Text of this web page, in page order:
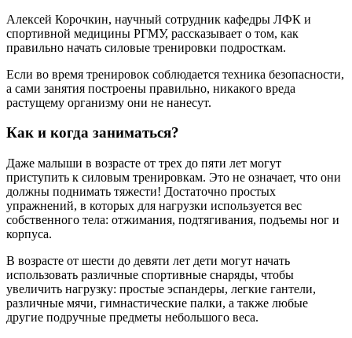
Алексей Корочкин, научный сотрудник кафедры ЛФК и
спортивной медицины РГМУ, рассказывает о том, как
правильно начать силовые тренировки подросткам.
Если во время тренировок соблюдается техника безопасности,
а сами занятия построены правильно, никакого вреда
растущему организму они не нанесут.
Как и когда заниматься?
Даже малыши в возрасте от трех до пяти лет могут
приступить к силовым тренировкам. Это не означает, что они
должны поднимать тяжести! Достаточно простых
упражнений, в которых для нагрузки используется вес
собственного тела: отжимания, подтягивания, подъемы ног и
корпуса.
В возрасте от шести до девяти лет дети могут начать
использовать различные спортивные снаряды, чтобы
увеличить нагрузку: простые эспандеры, легкие гантели,
различные мячи, гимнастические палки, а также любые
другие подручные предметы небольшого веса.